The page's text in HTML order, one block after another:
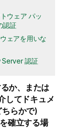
ウェア パッ
認証
ェアを用いな
Server 認証
か、または
してドキュメ
らかで)
確立する場